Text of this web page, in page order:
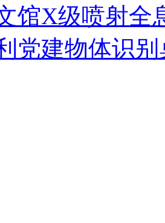
馆X级喷射全
党建物体识别